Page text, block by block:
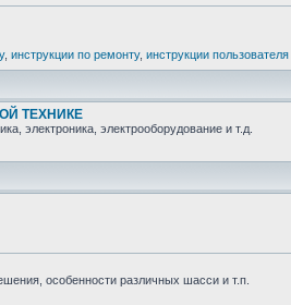
, инструкции по ремонту, инструкции пользователя
ТЕХНИКЕ
электроника, электрооборудование и т.д.
особенности различных шасси и т.п.